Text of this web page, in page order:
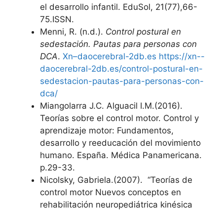
el desarrollo infantil. EduSol, 21(77),66-
75.ISSN.
Menni, R. (n.d.). Control postural en
sedestación. Pautas para personas con
DCA. Xn–daocerebral-2db.es https://xn--
daocerebral-2db.es/control-postural-en-
sedestacion-pautas-para-personas-con-
dca/
Miangolarra J.C. Alguacil I.M.(2016).
Teorías sobre el control motor. Control y
aprendizaje motor: Fundamentos,
desarrollo y reeducación del movimiento
humano. España. Médica Panamericana.
p.29-33.
Nicolsky, Gabriela.(2007). “Teorías de
control motor Nuevos conceptos en
rehabilitación neuropediátrica kinésica